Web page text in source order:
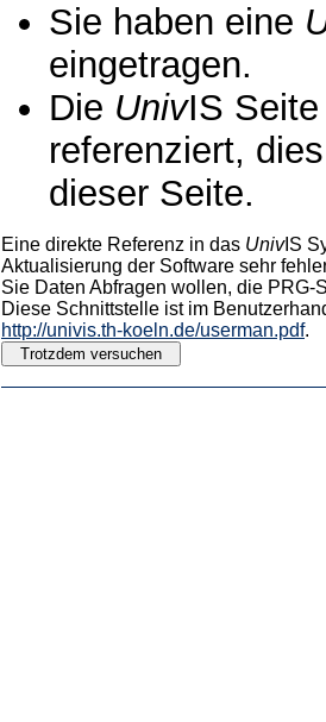
Sie haben eine
eingetragen.
Die UnivIS
referenziert,
dieser Seite.
Eine direkte Referenz in das UnivIS
Aktualisierung der Software sehr
Sie Daten Abfragen wollen, die PRG-
Diese Schnittstelle ist im
http://univis.th-koeln.de/userman.pdf.